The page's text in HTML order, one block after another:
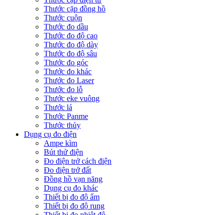
Thước cặp đồng hồ
Thước cuộn
Thước đo dầu
Thước đo độ cao
Thước đo độ dày
Thước đo độ sâu
Thước đo góc
Thước đo khác
Thước đo Laser
Thước đo lỗ
Thước eke vuông
Thước lá
Thước Panme
Thước thủy
Dụng cụ đo điện
Ampe kìm
Bút thử điện
Đo điện trở cách điện
Đo điện trở đất
Đồng hồ vạn năng
Dụng cụ đo khác
Thiết bị đo độ ẩm
Thiết bị đo độ rung